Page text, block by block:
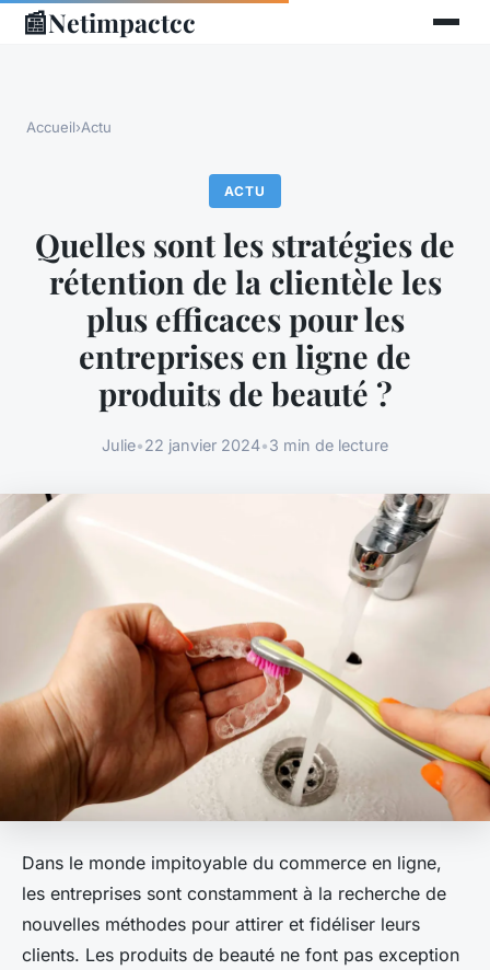
📰Netimpactcc
Accueil›Actu
ACTU
Quelles sont les stratégies de
rétention de la clientèle les
plus efficaces pour les
entreprises en ligne de
produits de beauté ?
Julie•22 janvier 2024•3 min de lecture
Dans le monde impitoyable du commerce en ligne,
les entreprises sont constamment à la recherche de
nouvelles méthodes pour attirer et fidéliser leurs
clients. Les produits de beauté ne font pas exception